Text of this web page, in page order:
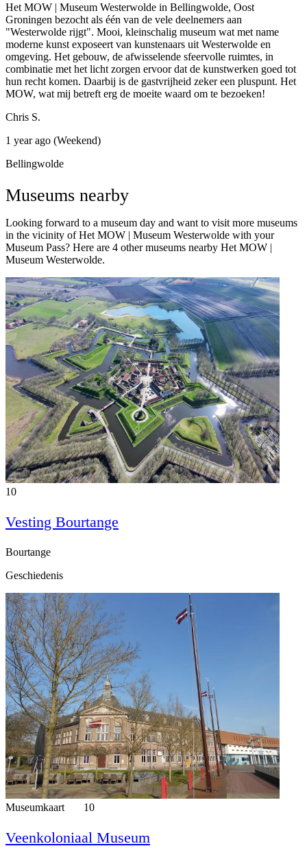
Het MOW | Museum Westerwolde in Bellingwolde, Oost
Groningen bezocht als één van de vele deelnemers aan
"Westerwolde rijgt". Mooi, kleinschalig museum wat met name
moderne kunst exposeert van kunstenaars uit Westerwolde en
omgeving. Het gebouw, de afwisselende sfeervolle ruimtes, in
combinatie met het licht zorgen ervoor dat de kunstwerken goed tot
hun recht komen. Daarbij is de gastvrijheid zeker een pluspunt. Het
MOW, wat mij betreft erg de moeite waard om te bezoeken!
Chris S.
1 year ago (Weekend)
Bellingwolde
Museums nearby
Looking forward to a museum day and want to visit more museums
in the vicinity of Het MOW | Museum Westerwolde with your
Museum Pass? Here are 4 other museums nearby Het MOW |
Museum Westerwolde.
10
Vesting Bourtange
Bourtange
Geschiedenis
Museumkaart 10
Veenkoloniaal Museum